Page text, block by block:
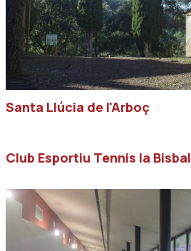
Santa Llúcia de l'Arboç
Club Esportiu Tennis la Bisbal